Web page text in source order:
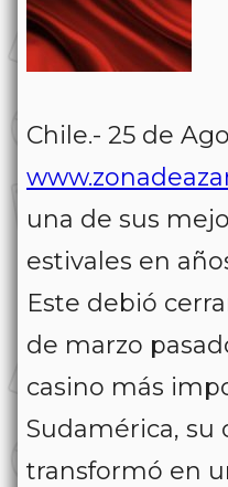
Chile.- 25 de
una de sus
estivales en
Este debió
de marzo
casino más
Sudamérica, su
transformó en